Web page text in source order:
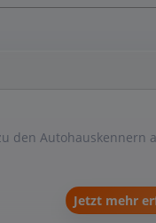
den Autohauskennern
Jetzt mehr